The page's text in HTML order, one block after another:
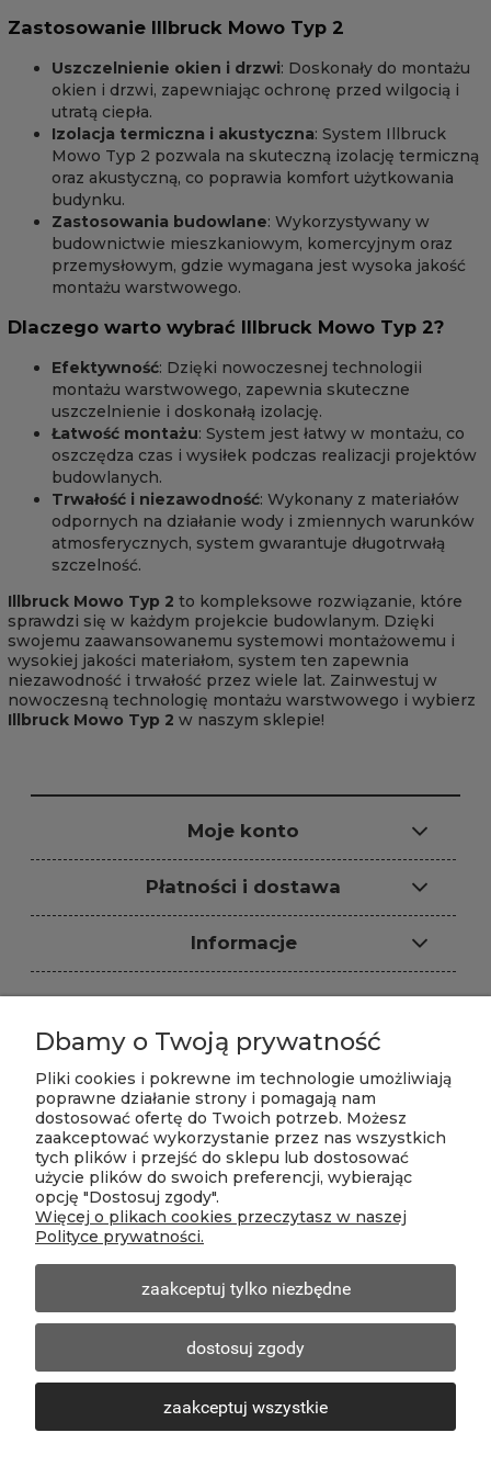
Zastosowanie Illbruck Mowo Typ 2
Uszczelnienie okien i drzwi: Doskonały do montażu
okien i drzwi, zapewniając ochronę przed wilgocią i
utratą ciepła.
Izolacja termiczna i akustyczna: System Illbruck
Mowo Typ 2 pozwala na skuteczną izolację termiczną
oraz akustyczną, co poprawia komfort użytkowania
budynku.
Zastosowania budowlane: Wykorzystywany w
budownictwie mieszkaniowym, komercyjnym oraz
przemysłowym, gdzie wymagana jest wysoka jakość
montażu warstwowego.
Dlaczego warto wybrać Illbruck Mowo Typ 2?
Efektywność: Dzięki nowoczesnej technologii
montażu warstwowego, zapewnia skuteczne
uszczelnienie i doskonałą izolację.
Łatwość montażu: System jest łatwy w montażu, co
oszczędza czas i wysiłek podczas realizacji projektów
budowlanych.
Trwałość i niezawodność: Wykonany z materiałów
odpornych na działanie wody i zmiennych warunków
atmosferycznych, system gwarantuje długotrwałą
szczelność.
Illbruck Mowo Typ 2 to kompleksowe rozwiązanie, które
sprawdzi się w każdym projekcie budowlanym. Dzięki
swojemu zaawansowanemu systemowi montażowemu i
wysokiej jakości materiałom, system ten zapewnia
niezawodność i trwałość przez wiele lat. Zainwestuj w
nowoczesną technologię montażu warstwowego i wybierz
Illbruck Mowo Typ 2 w naszym sklepie!
Moje konto
Płatności i dostawa
Informacje
Sklep internetowy: ARS-PUR, ul.
Dzwonkowa 4, 96-321 Władysławów,
NIP: 8381068601,
T:+48 602 394 368| +48 721 779 446
E-mail:biuro@piankisklep.pl
Zapraszamy do zakupów w naszym sklepie
internetowym 24h na dobę.
Biuro sklepu czynne w godzinach 10-18 od
poniedziałku do piątku.
Sklep internetowy Shoper Premium
Szablon sklepu IdeaSun RWD™
Dbamy o Twoją prywatność
Pliki cookies i pokrewne im technologie umożliwiają
poprawne działanie strony i pomagają nam
dostosować ofertę do Twoich potrzeb. Możesz
zaakceptować wykorzystanie przez nas wszystkich
tych plików i przejść do sklepu lub dostosować
użycie plików do swoich preferencji, wybierając
opcję "Dostosuj zgody".
Więcej o plikach cookies przeczytasz w naszej
Polityce prywatności.
zaakceptuj tylko niezbędne
dostosuj zgody
zaakceptuj wszystkie